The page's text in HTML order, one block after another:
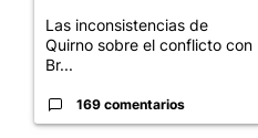
Las inconsistencias de
Quirno sobre el conflicto con
Br...
169 comentarios